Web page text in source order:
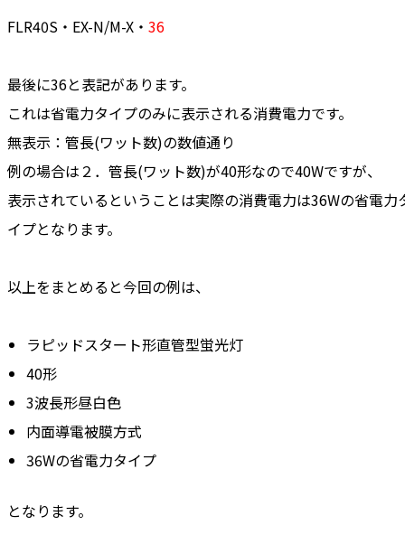
FLR40S・EX-N/M-X・ 36
最後に36と表記があります。
これは省電力タイプのみに表示される消費電力です。
無表示： 管長(ワット数)の数値通り
例の場合は２．管長(ワット数)が40形なので40Wですが、
表示されているということは実際の消費電力は36Wの省電力
イプとなります。
以上をまとめると今回の例は、
ラピッドスタート形直管型蛍光灯
40形
3波長形昼白色
内面導電被膜方式
36Wの省電力タイプ
となります。